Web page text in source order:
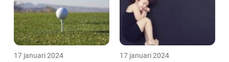
17 januari 2024 17 januari 2024